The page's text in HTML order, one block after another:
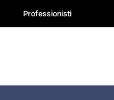
Professionisti